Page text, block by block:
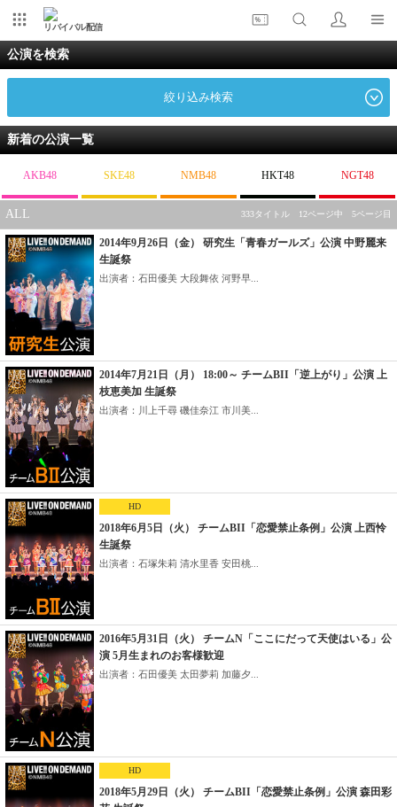
リバイバル配信
公演を検索
絞り込み検索
新着の公演一覧
AKB48 SKE48 NMB48 HKT48 NGT48
ALL 333タイトル 12ページ中 5ページ目
2014年9月26日（金） 研究生「青春ガールズ」公演 中野麗来
生誕祭
出演者：石田優美 大段舞依 河野早...
2014年7月21日（月） 18:00～ チームBII「逆上がり」公演 上
枝恵美加 生誕祭
出演者：川上千尋 磯佳奈江 市川美...
HD
2018年6月5日（火） チームBII「恋愛禁止条例」公演 上西怜
生誕祭
出演者：石塚朱莉 清水里香 安田桃...
2016年5月31日（火） チームN「ここにだって天使はいる」公
演 5月生まれのお客様歓迎
出演者：石田優美 太田夢莉 加藤夕...
HD
2018年5月29日（火） チームBII「恋愛禁止条例」公演 森田彩